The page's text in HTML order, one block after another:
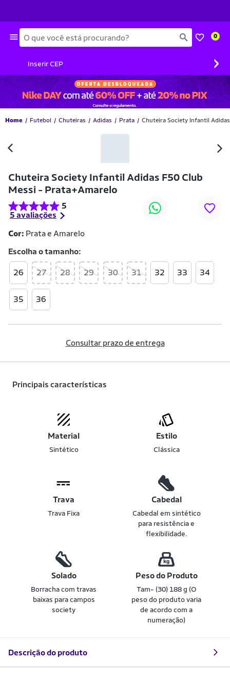
Busca 0
Inserir CEP ›
Home Futebol Chuteiras Adidas Prata Chuteira Society Infantil
Chuteira Society Infantil Adidas F50 Club
Messi - Prata+Amarelo
5
5 avaliações
Cor: Prata e Amarelo
Escolha otamanho
26 27 28 29 30 31 32 33 34
35 36
Consultar prazo de entrega
Principais características
Material
Sintético
Estilo
Clássica
Trava
Trava Fixa
Cabedal
Cabedal em sintético
para resistência e
flexibilidade.
Solado
Borracha com travas
baixas para campos
society
Peso do Produto
Tam- (30) 188 g (O
peso do produto varia
de acordo com a
numeração)
Descrição do produto